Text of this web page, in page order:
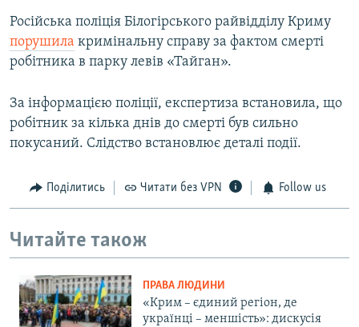
Російська поліція Білогірського райвідділу Криму
порушила кримінальну справу за фактом смерті
робітника в парку левів «Тайган».
За інформацією поліції, експертиза встановила, що
робітник за кілька днів до смерті був сильно
покусаний. Слідство встановлює деталі події.
Поділитись Читати без VPN Follow us
Читайте також
ПРАВА ЛЮДИНИ
«Крим – єдиний регіон, де
українці – меншість»: дискусія